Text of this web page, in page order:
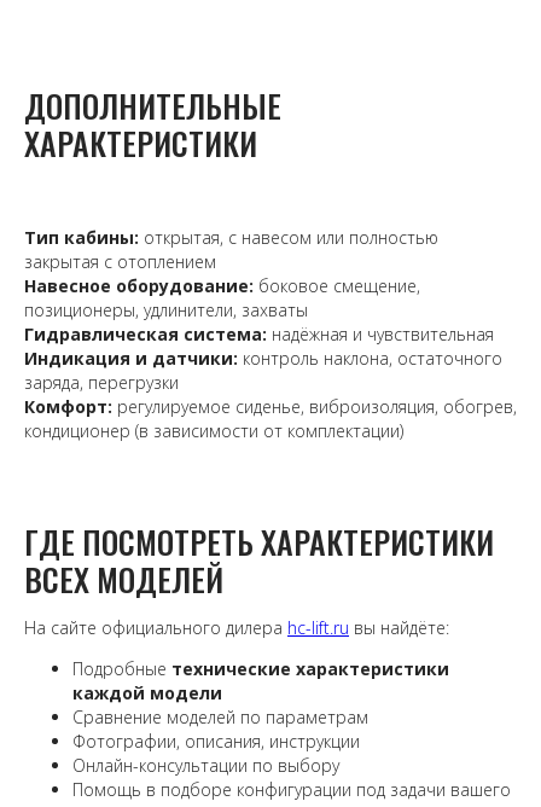
ДОПОЛНИТЕЛЬНЫЕ
ХАРАКТЕРИСТИКИ
Тип кабины: открытая, с навесом или полностью
закрытая с отоплением
Навесное оборудование: боковое смещение,
позиционеры, удлинители, захваты
Гидравлическая система: надёжная и чувствительная
Индикация и датчики: контроль наклона, остаточного
заряда, перегрузки
Комфорт: регулируемое сиденье, виброизоляция, обогрев,
кондиционер (в зависимости от комплектации)
ГДЕ ПОСМОТРЕТЬ ХАРАКТЕРИСТИКИ
ВСЕХ МОДЕЛЕЙ
На сайте официального дилера hc-lift.ru вы найдёте:
Подробные технические характеристики
каждой модели
Сравнение моделей по параметрам
Фотографии, описания, инструкции
Онлайн-консультации по выбору
Помощь в подборе конфигурации под задачи вашего